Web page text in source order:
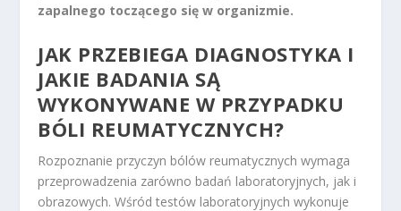
zapalnego toczącego się w organizmie.
JAK PRZEBIEGA DIAGNOSTYKA I
JAKIE BADANIA SĄ
WYKONYWANE W PRZYPADKU
BÓLI REUMATYCZNYCH?
Rozpoznanie przyczyn bólów reumatycznych wymaga
przeprowadzenia zarówno badań laboratoryjnych, jak i
obrazowych. Wśród testów laboratoryjnych wykonuje